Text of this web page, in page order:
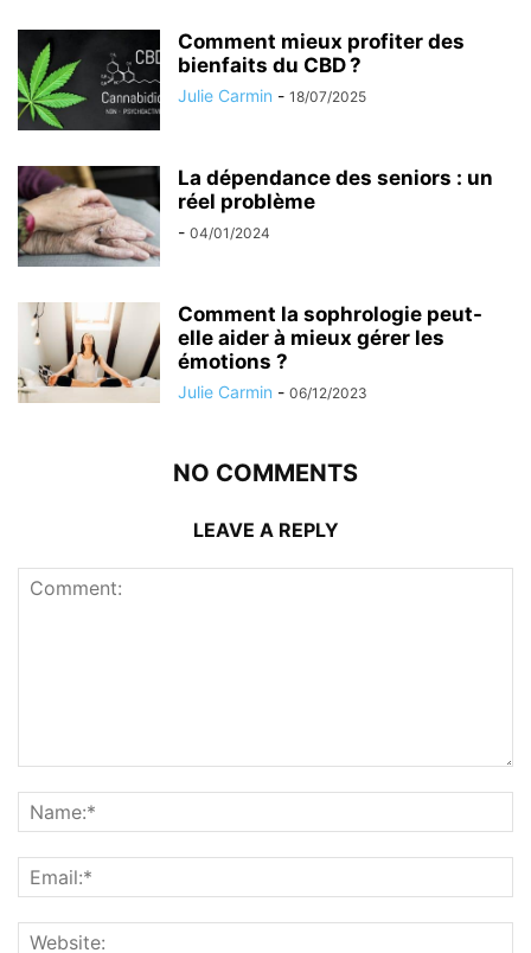
Comment mieux profiter des
bienfaits du CBD ?
Julie Carmin - 18/07/2025
La dépendance des seniors : un
réel problème
- 04/01/2024
Comment la sophrologie peut-
elle aider à mieux gérer les
émotions ?
Julie Carmin - 06/12/2023
NO COMMENTS
LEAVE A REPLY